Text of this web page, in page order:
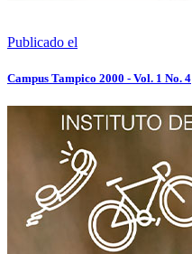
Publicado el
Campus Tampico 2000 - Vol. 1 No. 4